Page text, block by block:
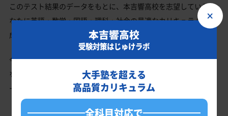
このテスト結果のデータをもとに、本吉響高校を志望しているあ
なたに英語・数学・国語・理科・社会の最適なカリキュラムを作
成します。
今の成績・偏差値から本吉響高校の入試で確実に合格最低点以上
を取る、余裕を持って合格点を取るための勉強法、学習スケジュ
ールを明確にします。
×
本吉響高校
受験対策はじゅけラボ
大手塾を超える
高品質カリキュラム
全科目対応で